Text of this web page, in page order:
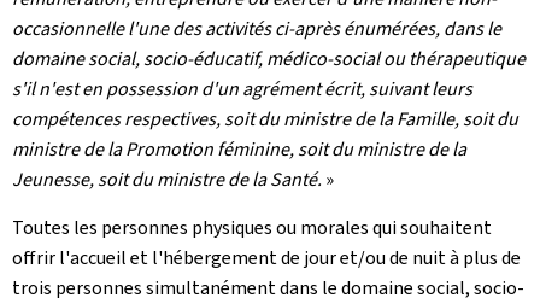
occasionnelle l'une des activités ci-après énumérées, dans le
domaine social, socio-éducatif, médico-social ou thérapeutique
s'il n'est en possession d'un agrément écrit, suivant leurs
compétences respectives, soit du ministre de la Famille, soit du
ministre de la Promotion féminine, soit du ministre de la
Jeunesse, soit du ministre de la Santé. »
Toutes les personnes physiques ou morales qui souhaitent
offrir l'accueil et l'hébergement de jour et/ou de nuit à plus de
trois personnes simultanément dans le domaine social, socio-